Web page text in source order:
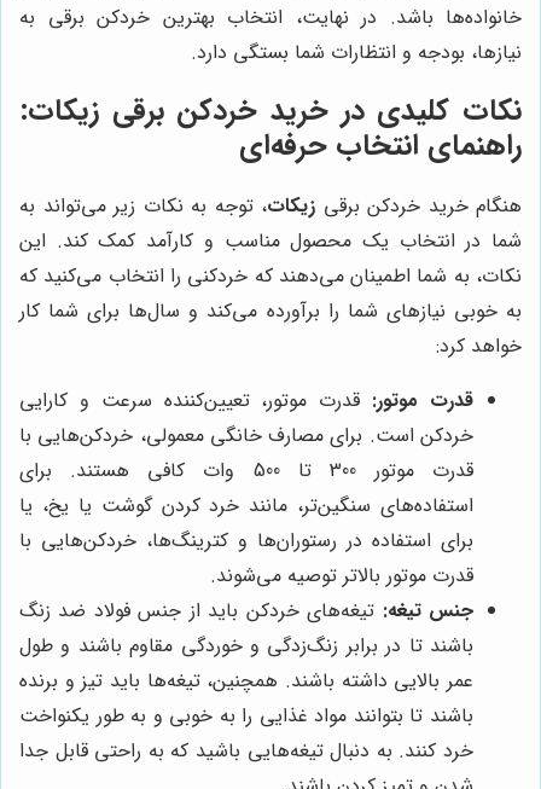
خانواده‌ها باشد. در نهایت، انتخاب بهترین خردکن برقی به
نیازها، بودجه و انتظارات شما بستگی دارد.
نکات کلیدی در خرید خردکن برقی زیکات:
راهنمای انتخاب حرفه‌ای
هنگام خرید خردکن برقی زیکات، توجه به نکات زیر می‌تواند به
شما در انتخاب یک محصول مناسب و کارآمد کمک کند. این
نکات، به شما اطمینان می‌دهند که خردکنی را انتخاب می‌کنید که
به خوبی نیازهای شما را برآورده می‌کند و سال‌ها برای شما کار
خواهد کرد:
قدرت موتور: قدرت موتور، تعیین‌کننده سرعت و کارایی
خردکن است. برای مصارف خانگی معمولی، خردکن‌هایی با
قدرت موتور 300 تا 500 وات کافی هستند. برای
استفاده‌های سنگین‌تر، مانند خرد کردن گوشت یا یخ، یا
برای استفاده در رستوران‌ها و کترینگ‌ها، خردکن‌هایی با
قدرت موتور بالاتر توصیه می‌شوند.
جنس تیغه: تیغه‌های خردکن باید از جنس فولاد ضد زنگ
باشند تا در برابر زنگ‌زدگی و خوردگی مقاوم باشند و طول
عمر بالایی داشته باشند. همچنین، تیغه‌ها باید تیز و برنده
باشند تا بتوانند مواد غذایی را به خوبی و به طور یکنواخت
خرد کنند. به دنبال تیغه‌هایی باشید که به راحتی قابل جدا